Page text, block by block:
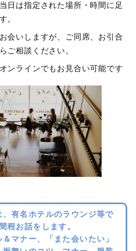
日は指定された場所・時間に足
。
会いしますが、ご同席、お引合
ご相談ください。
ンラインでもお見合い可能です
有名ホテルのラウンジ等で
程お話をします。
マナー、「また会いたい」